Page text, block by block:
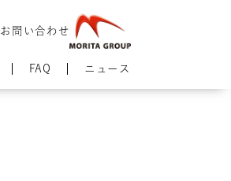
お問い合わせ
FAQ ニュース